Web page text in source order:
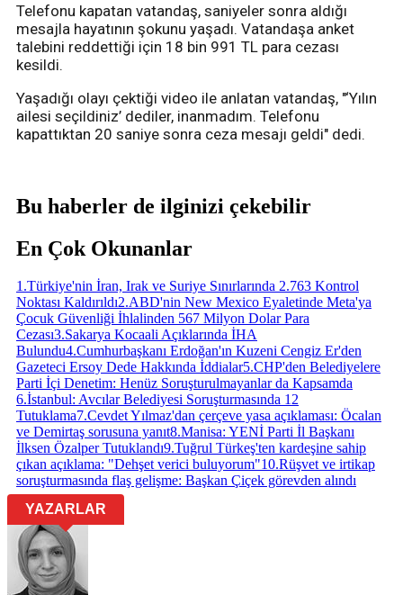
Telefonu kapatan vatandaş, saniyeler sonra aldığı
mesajla hayatının şokunu yaşadı. Vatandaşa anket
talebini reddettiği için 18 bin 991 TL para cezası
kesildi.
Yaşadığı olayı çektiği video ile anlatan vatandaş, "‘Yılın
ailesi seçildiniz’ dediler, inanmadım. Telefonu
kapattıktan 20 saniye sonra ceza mesajı geldi" dedi.
Bu haberler de ilginizi çekebilir
En Çok Okunanlar
1.Türkiye'nin İran, Irak ve Suriye Sınırlarında 2.763 Kontrol
Noktası Kaldırıldı2.ABD'nin New Mexico Eyaletinde Meta'ya
Çocuk Güvenliği İhlalinden 567 Milyon Dolar Para
Cezası3.Sakarya Kocaali Açıklarında İHA
Bulundu4.Cumhurbaşkanı Erdoğan'ın Kuzeni Cengiz Er'den
Gazeteci Ersoy Dede Hakkında İddialar5.CHP'den Belediyelere
Parti İçi Denetim: Henüz Soruşturulmayanlar da Kapsamda
6.İstanbul: Avcılar Belediyesi Soruşturmasında 12
Tutuklama7.Cevdet Yılmaz'dan çerçeve yasa açıklaması: Öcalan
ve Demirtaş sorusuna yanıt8.Manisa: YENİ Parti İl Başkanı
İlksen Özalper Tutuklandı9.Tuğrul Türkeş'ten kardeşine sahip
çıkan açıklama: "Dehşet verici buluyorum"10.Rüşvet ve irtikap
soruşturmasında flaş gelişme: Başkan Çiçek görevden alındı
YAZARLAR